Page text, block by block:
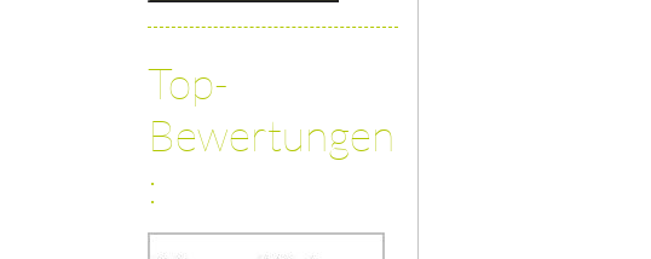
Top-
Bewertungen
: